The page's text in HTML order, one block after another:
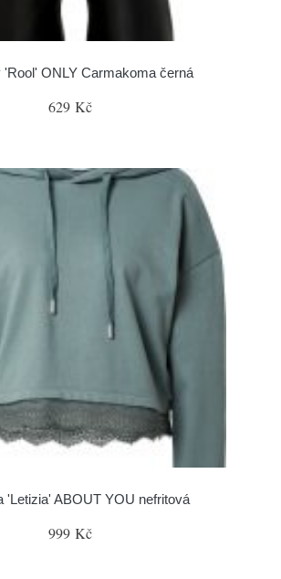
'Rool' ONLY Carmakoma černá
629 Kč
'Letizia' ABOUT YOU nefritová
999 Kč